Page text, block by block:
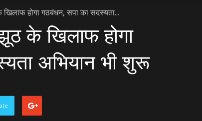
होगा गठबंधन, सपा का सदस्‍यता...
के खिलाफ होगा
अभियान भी शुरू